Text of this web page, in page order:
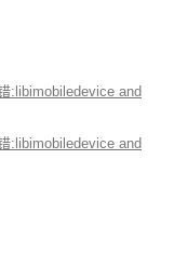
:libimobiledevice and
:libimobiledevice and